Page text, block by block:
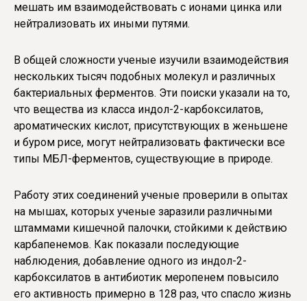
мешать им взаимодействовать с ионами цинка или
нейтрализовать их иными путями.
В общей сложности ученые изучили взаимодействия
нескольких тысяч подобных молекул и различных
бактериальных ферментов. Эти поиски указали на то,
что вещества из класса индол-2-карбоксилатов,
ароматических кислот, присутствующих в женьшене
и буром рисе, могут нейтрализовать фактически все
типы МБЛ-ферментов, существующие в природе.
Работу этих соединений ученые проверили в опытах
на мышах, которых ученые заразили различными
штаммами кишечной палочки, стойкими к действию
карбапенемов. Как показали последующие
наблюдения, добавление одного из индол-2-
карбоксилатов в антибиотик меропенем повысило
его активность примерно в 128 раз, что спасло жизнь